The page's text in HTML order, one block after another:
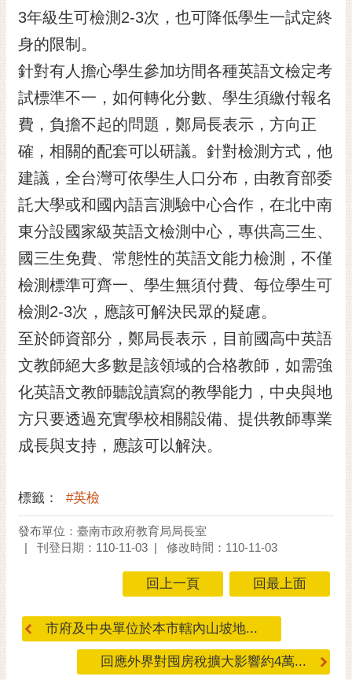
訂
閱
電
子
報
市
民
信
箱
English
日
本
語
隱
私
權
及
安
全
政
策
站
資
料
開
市
府
3年級生可檢測2-3次，也可降低學生一試定終
身的限制。
針對有人擔心學生參加坊間各種英語文檢定考
試標準不一，如何轉化分數、學生須繳付報名
費，負擔不起的問題，鄭局長表示，方向正
確，相關的配套可以研議。針對檢測方式，他
建議，全台灣可依學生人口分布，由教育部委
託大學或和國內語言測驗中心合作，在北中南
東分設國家級英語文檢測中心，專供高三生、
國三生免費、常態性的英語文能力檢測，不僅
檢測標準可齊一、學生無須付費、每位學生可
檢測2-3次，應該可解決民眾的疑慮。
至於師資部分，鄭局長表示，目前國高中英語
文教師絕大多數是該領域的合格教師，如需強
化英語文教師聽說讀寫的教學能力，中央與地
方只要透過充實學校相關設備、提供教師專業
成長與支持，應該可以解決。
標籤： #英檢
發布單位：臺南市政府教育局局長室
刊登日期：110-11-03
修改時間：110-11-03
回上一頁 回最上面
市府及中央單位於本市轄內山坡地...
回應外界對囤房稅擴大影響約4萬...